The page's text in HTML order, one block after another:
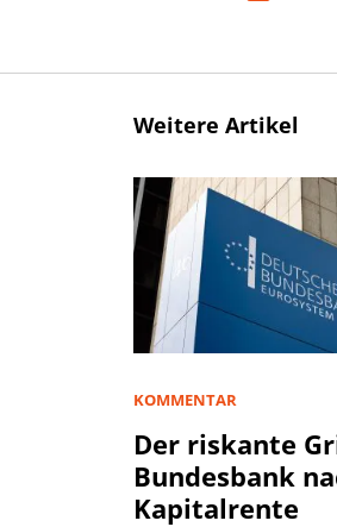
Weitere Artikel
KOMMENTAR
Der riskante
Bundesbank
Kapitalrente